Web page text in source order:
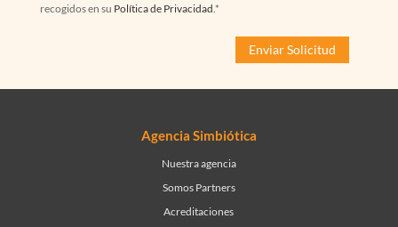
recogidos en su Política de Privacidad .*
Agencia Simbiótica
Nuestra agencia
Somos Partners
Acreditaciones